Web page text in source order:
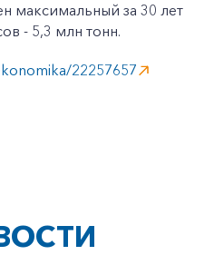
максимальный за 30 лет
- 5,3 млн тонн.
22257657